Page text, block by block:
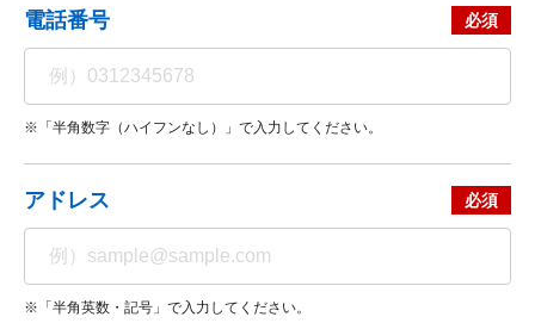
電話番号
※「半角数字（ハイフンなし）」で入力してください。
アドレス
※「半角英数・記号」で入力してください。